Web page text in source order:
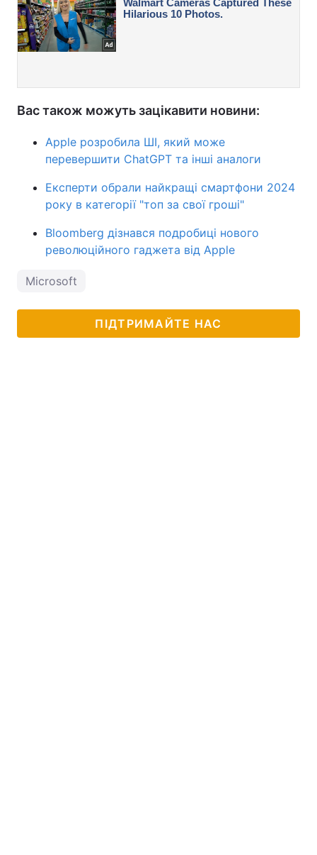
Вас також можуть зацікавити новини:
Apple розробила ШІ, який може
перевершити ChatGPT та інші аналоги
Експерти обрали найкращі смартфони 2024
року в категорії "топ за свої гроші"
Bloomberg дізнався подробиці нового
революційного гаджета від Apple
Microsoft
ПІДТРИМАЙТЕ НАС